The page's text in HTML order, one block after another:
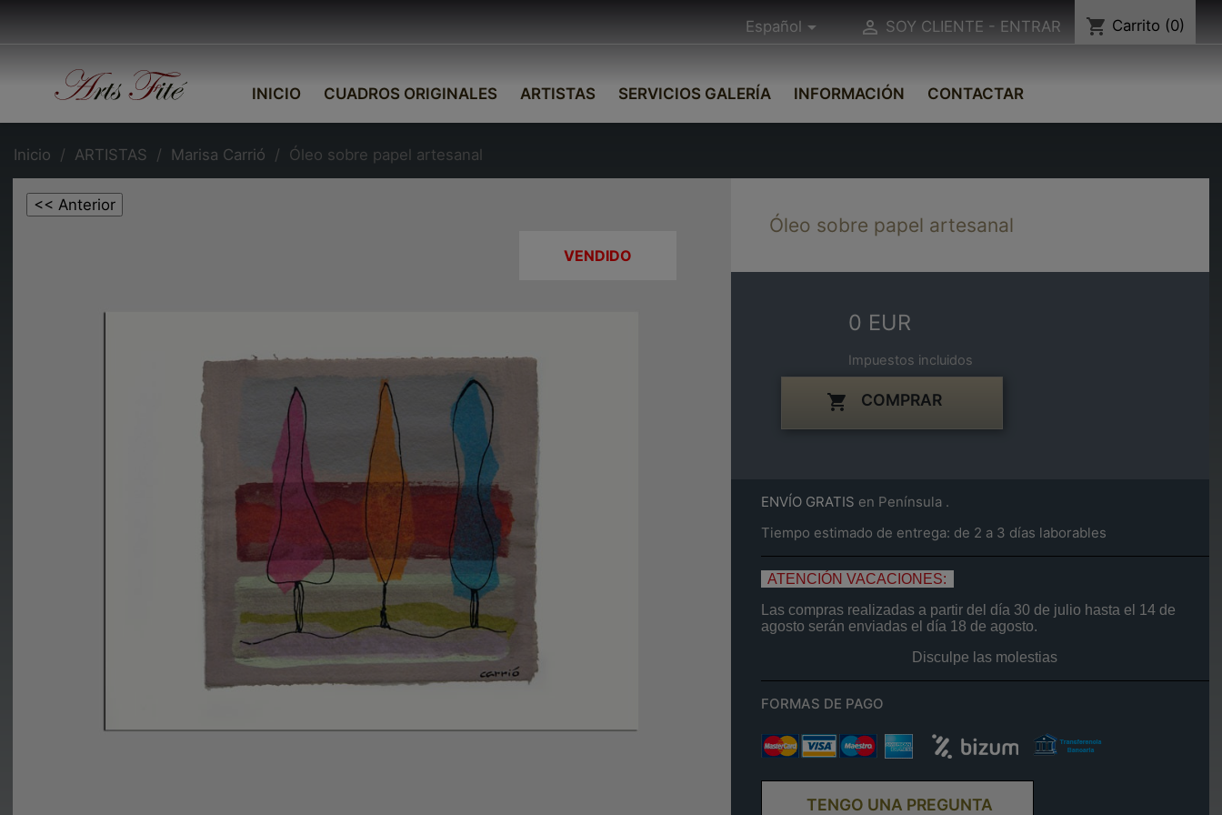
Español  SOY CLIENTE - ENTRAR shopping_cart Carrito (0)
INICIO CUADROS ORIGINALES ARTISTAS SERVICIOS GALERÍA INFORMACIÓN CONTACTAR
Inicio ARTISTAS Marisa Carrió Óleo sobre papel artesanal
VENDIDO
Óleo sobre papel artesanal
0 EUR
Impuestos incluidos
 COMPRAR
ENVÍO GRATIS en Península .
Tiempo estimado de entrega: de 2 a 3 días laborables
ATENCIÓN VACACIONES:
Las compras realizadas a partir del día 30 de julio hasta el 14de
agosto serán enviadas el día 18 de agosto.
Disculpe las molestias
FORMAS DE PAGO
TENGO UNA PREGUNTA